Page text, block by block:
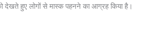
देखते हुए लोगों से मास्क पहनने का आग्रह किया है।